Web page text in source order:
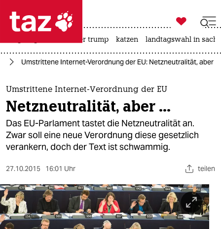
 taz zahl ich
taz zahl ich
themen
politik
öko
sport
berlin

taz zahl ich
usa unter trump katzen landtagswahl in
Umstrittene Internet-Verordnung der EU: Netzneutralität, aber ...
Umstrittene Internet-Verordnung der EU
Netzneutralität, aber ...
Das EU-Parlament tastet die Netzneutralität an.
Zwar soll eine neue Verordnung diese gesetzlich
verankern, doch der Text ist schwammig.
27.10.2015 16:01 Uhr teilen